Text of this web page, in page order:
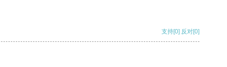
支持[0] 反对[0]